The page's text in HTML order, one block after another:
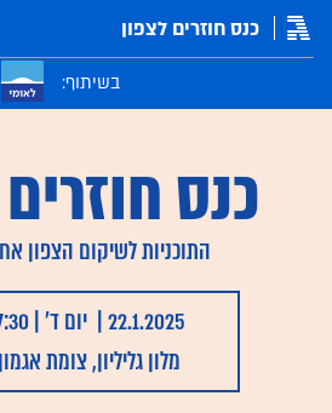
כנס חוזרים לצפון
כנס
התוכניות לשיקום הצפון
22.1.2025 | יום ד' | 09:15-17:30
מלון גליליון, צומת